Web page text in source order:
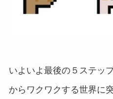
いよいよ最後の５ステッ
からワクワクする世界に